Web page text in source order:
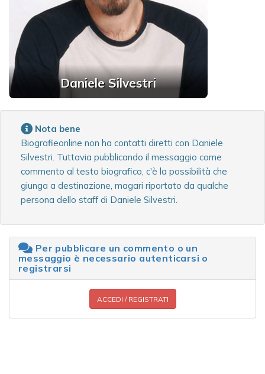
Daniele Silvestri
Nota bene
Biografieonline non ha contatti diretti con Daniele
Silvestri. Tuttavia pubblicando il messaggio come
commento al testo biografico, c'è la possibilità che
giunga a destinazione, magari riportato da qualche
persona dello staff di Daniele Silvestri.
Per pubblicare un commento o un
messaggio è necessario autenticarsi o
registrarsi
ACCEDI / REGISTRATI